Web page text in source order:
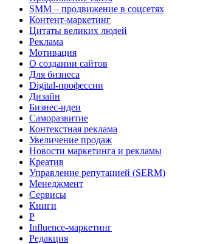
SMM – продвижение в соцсетях
Контент-маркетинг
Цитаты великих людей
Реклама
Мотивация
О создании сайтов
Для бизнеса
Digital-профессии
Дизайн
Бизнес-идеи
Саморазвитие
Контекстная реклама
Увеличение продаж
Новости маркетинга и рекламы
Креатив
Управление репутацией (SERM)
Менеджмент
Сервисы
Книги
Р
Influence-маркетинг
Редакция